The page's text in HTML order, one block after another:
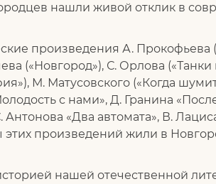
нашли живой отклик в
произведения А. Прокофьева
(«Новгород»), С. Орлова («Танки
М. Матусовского («Когда
с нами», Д. Гранина
«Два автомата», В.
этих произведений жили в
нашей отечественной